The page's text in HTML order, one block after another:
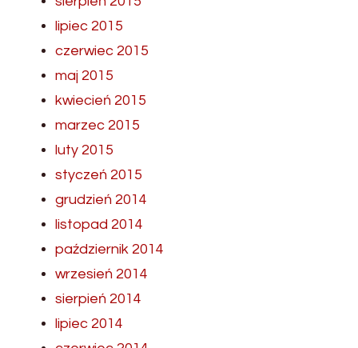
lipiec 2015
czerwiec 2015
maj 2015
kwiecień 2015
marzec 2015
luty 2015
styczeń 2015
grudzień 2014
listopad 2014
październik 2014
wrzesień 2014
sierpień 2014
lipiec 2014